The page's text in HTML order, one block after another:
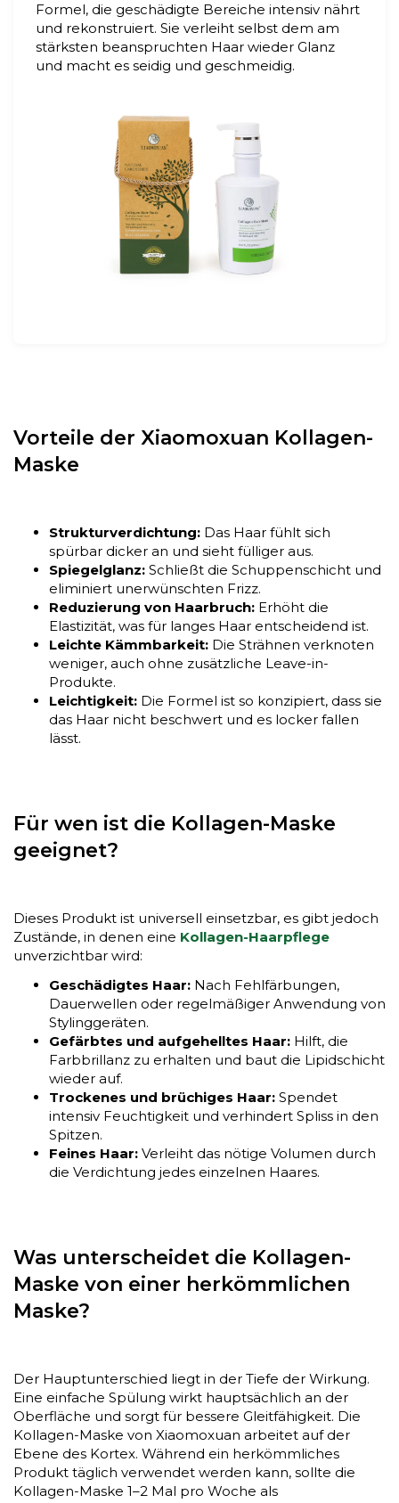
Formel, die geschädigte Bereiche intensiv nährt
und rekonstruiert. Sie verleiht selbst dem am
stärksten beanspruchten Haar wieder Glanz
und macht es seidig und geschmeidig.
Vorteile der Xiaomoxuan Kollagen-
Maske
Strukturverdichtung: Das Haar fühlt sich
spürbar dicker an und sieht fülliger aus.
Spiegelglanz: Schließt die Schuppenschicht und
eliminiert unerwünschten Frizz.
Reduzierung von Haarbruch: Erhöht die
Elastizität, was für langes Haar entscheidend ist.
Leichte Kämmbarkeit: Die Strähnen verknoten
weniger, auch ohne zusätzliche Leave-in-
Produkte.
Leichtigkeit: Die Formel ist so konzipiert, dass sie
das Haar nicht beschwert und es locker fallen
lässt.
Für wen ist die Kollagen-Maske
geeignet?
Dieses Produkt ist universell einsetzbar, es gibt jedoch
Zustände, in denen eine Kollagen-Haarpflege
unverzichtbar wird:
Geschädigtes Haar: Nach Fehlfärbungen,
Dauerwellen oder regelmäßiger Anwendung von
Stylinggeräten.
Gefärbtes und aufgehelltes Haar: Hilft, die
Farbbrillanz zu erhalten und baut die Lipidschicht
wieder auf.
Trockenes und brüchiges Haar: Spendet
intensiv Feuchtigkeit und verhindert Spliss in den
Spitzen.
Feines Haar: Verleiht das nötige Volumen durch
die Verdichtung jedes einzelnen Haares.
Was unterscheidet die Kollagen-
Maske von einer herkömmlichen
Maske?
Der Hauptunterschied liegt in der Tiefe der Wirkung.
Eine einfache Spülung wirkt hauptsächlich an der
Oberfläche und sorgt für bessere Gleitfähigkeit. Die
Kollagen-Maske von Xiaomoxuan arbeitet auf der
Ebene des Kortex. Während ein herkömmliches
Produkt täglich verwendet werden kann, sollte die
Kollagen-Maske 1–2 Mal pro Woche als